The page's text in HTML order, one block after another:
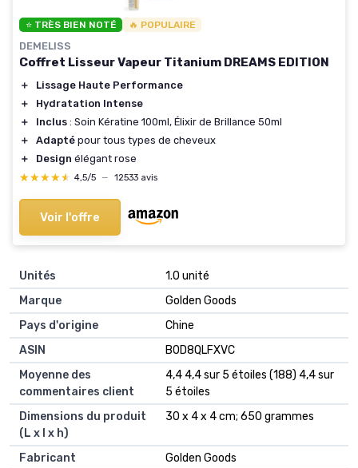
⭐ TRÈS BIEN NOTÉ 🔥 POPULAIRE
DEMELISS
Coffret Lisseur Vapeur Titanium DREAMS EDITION
＋
Lissage Haute Performance
＋
Hydratation Intense
＋
Inclus : Soin Kératine 100ml, Élixir de Brillance 50ml
＋
Adapté pour tous types de cheveux
＋
Design élégant rose
★★★★★
★★★★★ 4,5/5 — 12533 avis
Voir l'offre
Unités
‎1.0 unité
Marque
‎Golden Goods
Pays d'origine
‎Chine
ASIN
B0D8QLFXVC
Moyenne des
commentaires client
4,4 4,4 sur 5 étoiles (188) 4,4 sur
5 étoiles
Dimensions du produit
(L x l x h)
30 x 4 x 4 cm; 650 grammes
Fabricant
Golden Goods